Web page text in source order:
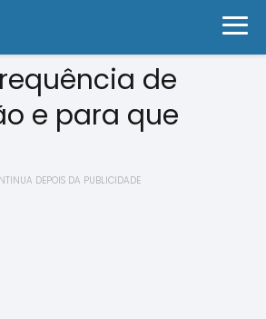
de
e para que
DEPOIS DA PUBLICIDADE